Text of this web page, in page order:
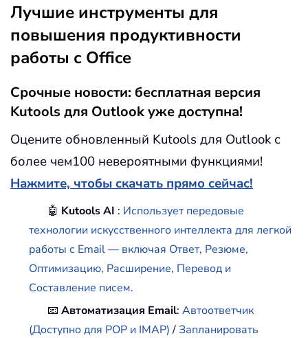
Лучшие инструменты для
повышения продуктивности
работы с Office
Срочные новости: бесплатная версия
Kutools для Outlook уже доступна!
Оцените обновленный Kutools для Outlook с
более чем100 невероятными функциями!
Нажмите, чтобы скачать прямо сейчас!
🤖 Kutools AI : Использует передовые
технологии искусственного интеллекта для легкой
работы с Email — включая Ответ, Резюме,
Оптимизацию, Расширение, Перевод и
Составление писем.
📧Автоматизация Email:Автоответчик
(Доступно для POP и IMAP)/Запланировать